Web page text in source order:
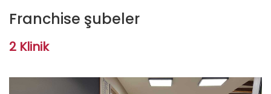
Franchise şubeler
2 Klinik